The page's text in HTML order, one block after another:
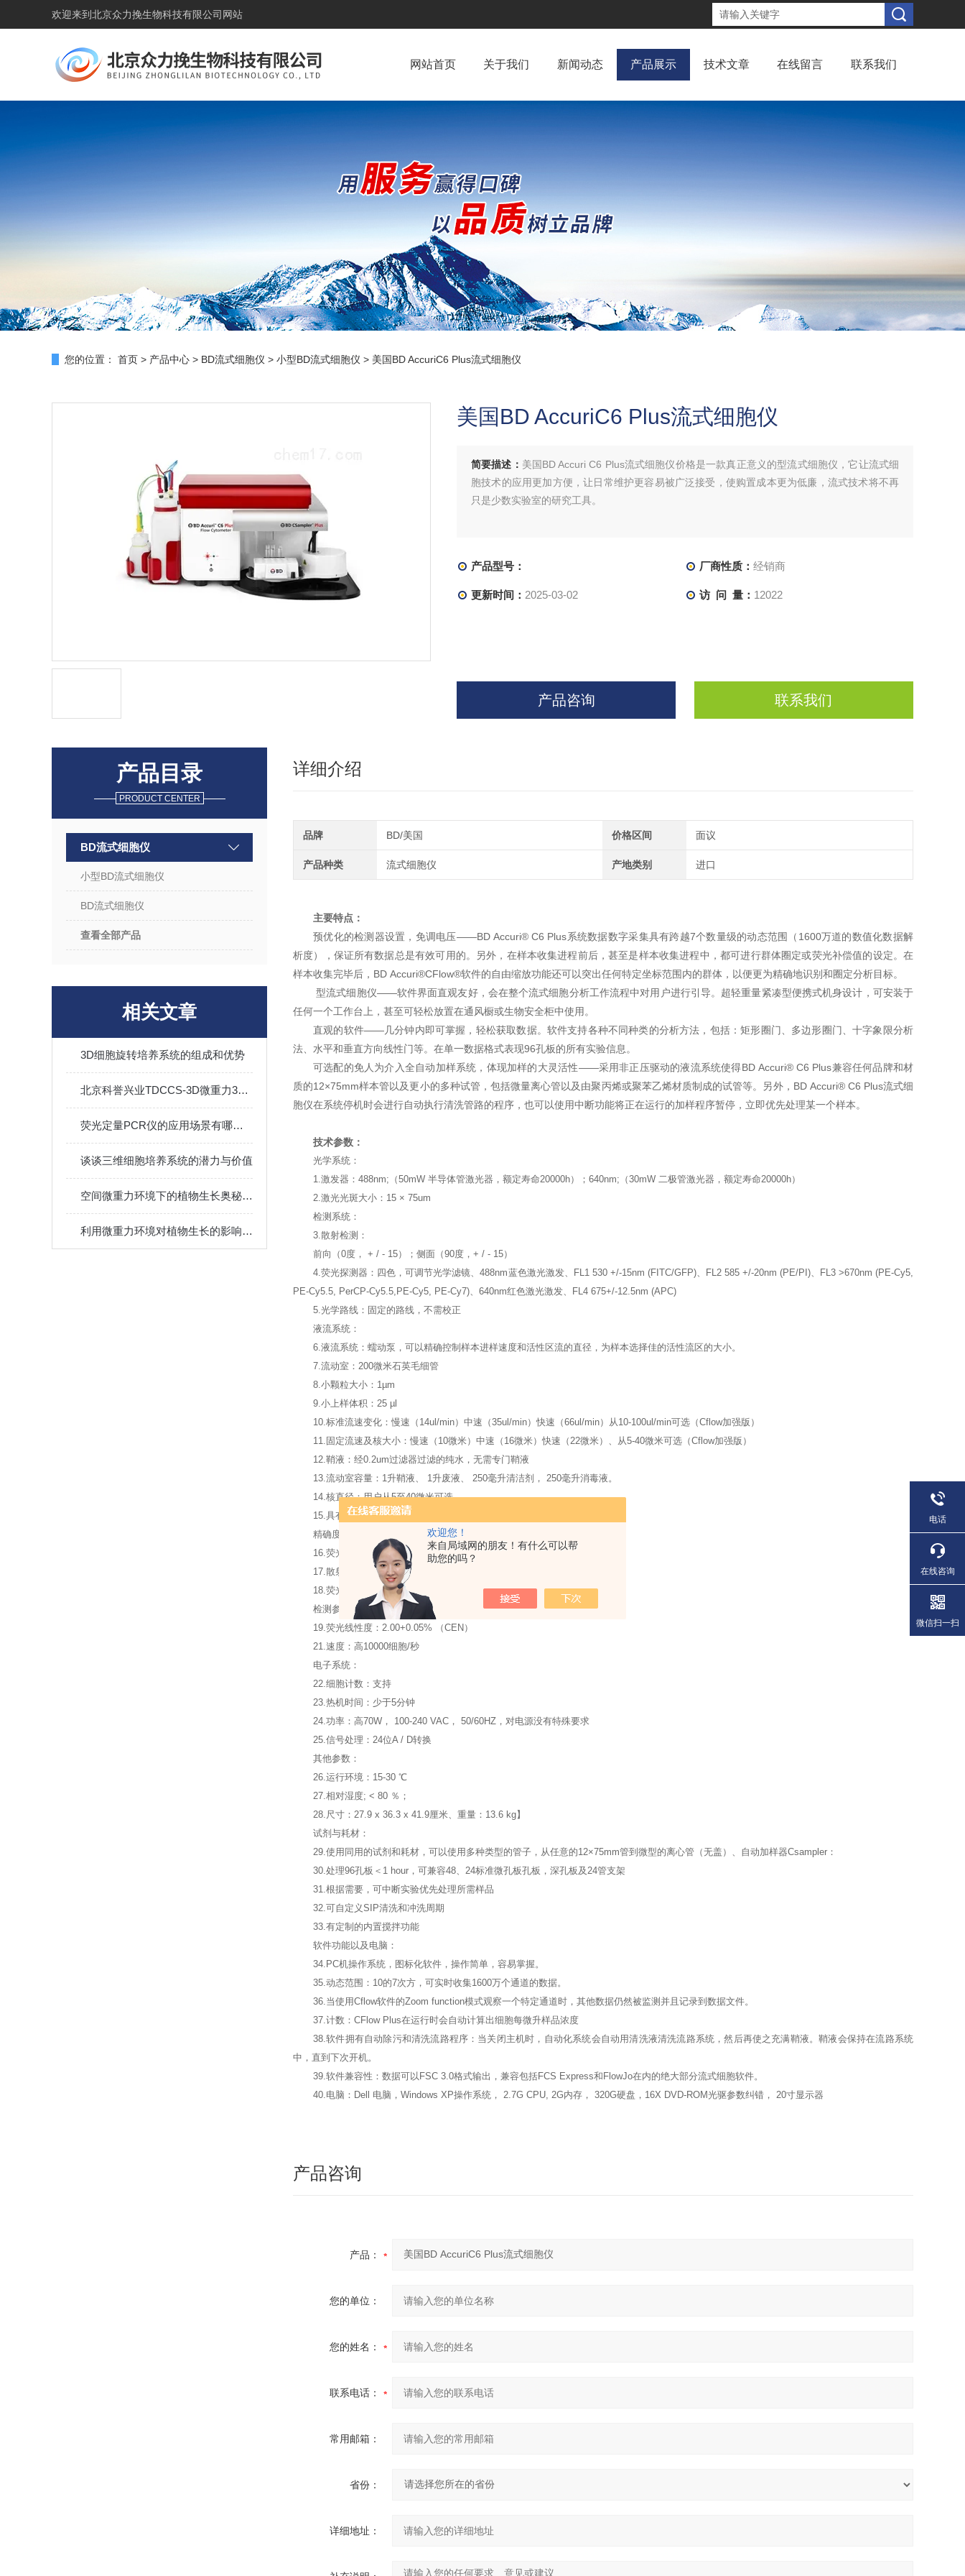
欢迎您！
来自局域网的朋友！有什么可以帮
助您的吗？
欢迎来到 北京众力挽生物科技有限公司网站
网站首页 关于我们 新闻动态 产品展示 技术文章 在线留言 联系我们
您的位置： 首页 > 产品中心 > BD流式细胞仪 > 小型BD流式细胞仪 > 美国BD AccuriC6 Plus流式细胞仪
美国BD AccuriC6 Plus流式细胞仪
简要描述： 美国BD Accuri C6 Plus流式细胞仪价格是一款真正意义的型流式细胞仪，它让流式细
胞技术的应用更加方便，让日常维护更容易被广泛接受，使购置成本更为低廉，流式技术将不再
只是少数实验室的研究工具。
产品型号： 厂商性质： 经销商
更新时间： 2025-03-02 访 问 量： 12022
产品咨询 联系我们
产品目录
PRODUCT CENTER
BD流式细胞仪
小型BD流式细胞仪
BD流式细胞仪
查看全部产品
相关文章
3D细胞旋转培养系统的组成和优势
北京科誉兴业TDCCS-3D微重力3D旋转细胞培养系统：心肌干细胞培养的新方式
荧光定量PCR仪的应用场景有哪些？
谈谈三维细胞培养系统的潜力与价值
空间微重力环境下的植物生长奥秘：从随机取向到高产突变
利用微重力环境对植物生长的影响 开展农业生产创新
详细介绍
品牌 BD/美国 价格区间 面议
产品种类 流式细胞仪 产地类别 进口
主要特点：
预优化的检测器设置，免调电压——BD Accuri® C6 Plus系统数据数字采集具有跨越7个数量级的动态范围（1600万道的数值化数据解
析度），保证所有数据总是有效可用的。另外，在样本收集进程前后，甚至是样本收集进程中，都可进行群体圈定或荧光补偿值的设定。在
样本收集完毕后，BD Accuri®CFlow®软件的自由缩放功能还可以突出任何特定坐标范围内的群体，以便更为精确地识别和圈定分析目标。
型流式细胞仪——软件界面直观友好，会在整个流式细胞分析工作流程中对用户进行引导。超轻重量紧凑型便携式机身设计，可安装于
任何一个工作台上，甚至可轻松放置在通风橱或生物安全柜中使用。
直观的软件——几分钟内即可掌握，轻松获取数据。软件支持各种不同种类的分析方法，包括：矩形圈门、多边形圈门、十字象限分析
法、水平和垂直方向线性门等。在单一数据格式表现96孔板的所有实验信息。
可选配的免人为介入全自动加样系统，体现加样的大灵活性——采用非正压驱动的液流系统使得BD Accuri® C6 Plus兼容任何品牌和材
质的12×75mm样本管以及更小的多种试管，包括微量离心管以及由聚丙烯或聚苯乙烯材质制成的试管等。另外，BD Accuri® C6 Plus流式细
胞仪在系统停机时会进行自动执行清洗管路的程序，也可以使用中断功能将正在运行的加样程序暂停，立即优先处理某一个样本。
技术参数：
光学系统：
1.激发器：488nm;（50mW 半导体管激光器，额定寿命20000h）；640nm;（30mW 二极管激光器，额定寿命20000h）
2.激光光斑大小：15 × 75um
检测系统：
3.散射检测：
前向（0度， + / - 15）；侧面（90度，+ / - 15）
4.荧光探测器：四色，可调节光学滤镜、488nm蓝色激光激发、FL1 530 +/-15nm (FITC/GFP)、FL2 585 +/-20nm (PE/PI)、FL3 >670nm (PE-Cy5,
PE-Cy5.5, PerCP-Cy5.5,PE-Cy5, PE-Cy7)、640nm红色激光激发、FL4 675+/-12.5nm (APC)
5.光学路线：固定的路线，不需校正
液流系统：
6.液流系统：蠕动泵，可以精确控制样本进样速度和活性区流的直径，为样本选择佳的活性流区的大小。
7.流动室：200微米石英毛细管
8.小颗粒大小：1µm
9.小上样体积：25 µl
10.标准流速变化：慢速（14ul/min）中速（35ul/min）快速（66ul/min）从10-100ul/min可选（Cflow加强版）
11. 固定流速及核大小：慢速（10微米）中速（16微米）快速（22微米）、从5-40微米可选（Cflow加强版）
12.鞘液：经0.2um过滤器过滤的纯水，无需专门鞘液
13.流动室容量：1升鞘液、 1升废液、 250毫升清洁剂， 250毫升消毒液。
14.核直径：用户从5至40微米可选
15.具有自动清洗和消毒功能
精确度与灵敏度：
16.荧光灵敏度：< 750 MESF FITC
17.散射光分辨率：区分淋巴细胞、单核细胞及粒细胞
18.荧光精度：<3% CV （CEN）
检测参数：
19.荧光线性度：2.00+0.05% （CEN）
21.速度：高10000细胞/秒
电子系统：
22.细胞计数：支持
23.热机时间：少于5分钟
24.功率：高70W， 100-240 VAC， 50/60HZ，对电源没有特殊要求
25.信号处理：24位A / D转换
其他参数：
26.运行环境：15-30 ℃
27.相对湿度; < 80 ％；
28.尺寸：27.9 x 36.3 x 41.9厘米、重量：13.6 kg】
试剂与耗材：
29.使用同用的试剂和耗材，可以使用多种类型的管子，从任意的12×75mm管到微型的离心管（无盖）、自动加样器Csampler：
30.处理96孔板＜1 hour，可兼容48、24标准微孔板孔板，深孔板及24管支架
31.根据需要，可中断实验优先处理所需样品
32.可自定义SIP清洗和冲洗周期
33.有定制的内置搅拌功能
软件功能以及电脑：
34.PC机操作系统，图标化软件，操作简单，容易掌握。
35.动态范围：10的7次方，可实时收集1600万个通道的数据。
36.当使用Cflow软件的Zoom function模式观察一个特定通道时，其他数据仍然被监测并且记录到数据文件。
37.计数：CFlow Plus在运行时会自动计算出细胞每微升样品浓度
38.软件拥有自动除污和清洗流路程序：当关闭主机时，自动化系统会自动用清洗液清洗流路系统，然后再使之充满鞘液。鞘液会保持在流路系统
中，直到下次开机。
39.软件兼容性：数据可以FSC 3.0格式输出，兼容包括FCS Express和FlowJo在内的绝大部分流式细胞软件。
40.电脑：Dell 电脑，Windows XP操作系统， 2.7G CPU, 2G内存， 320G硬盘，16X DVD-ROM光驱参数纠错， 20寸显示器
产品咨询
产品：
您的单位：
您的姓名：
联系电话：
常用邮箱：
省份：
详细地址：
电话
在线咨询
微信扫一扫